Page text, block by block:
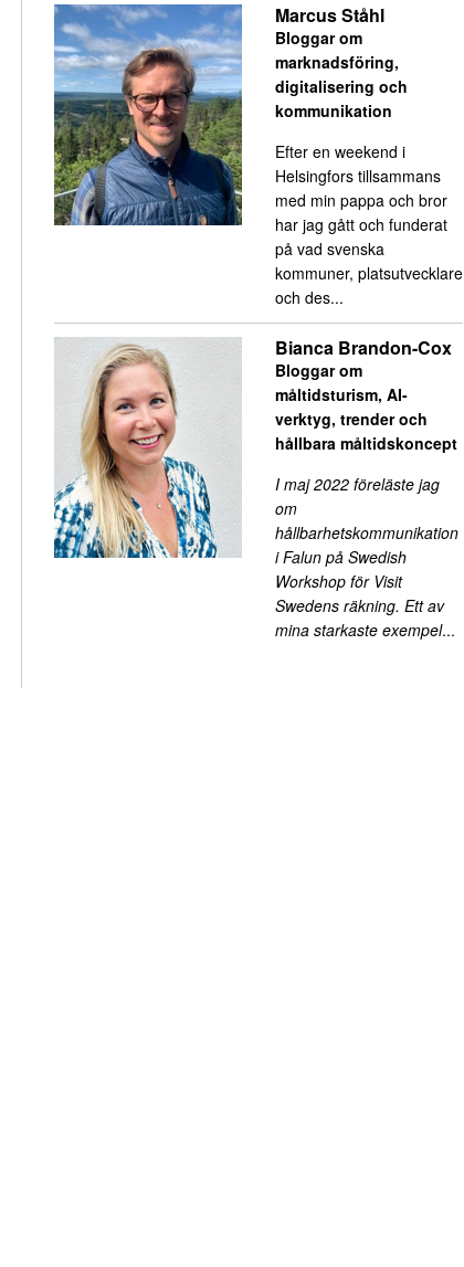
Marcus Ståhl
Bloggar om
marknadsföring,
digitalisering och
kommunikation
Efter en weekend i
Helsingfors tillsammans
med min pappa och bror
har jag gått och funderat
på vad svenska
kommuner, platsutvecklare
och des...
Bianca Brandon-Cox
Bloggar om
måltidsturism, AI-
verktyg, trender och
hållbara måltidskoncept
I maj 2022 föreläste jag
om
hållbarhetskommunikation
i Falun på Swedish
Workshop för Visit
Swedens räkning. Ett av
mina starkaste exempel...